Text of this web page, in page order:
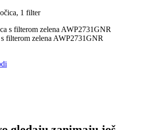
1 filter
filterom zelena AWP2731GNR